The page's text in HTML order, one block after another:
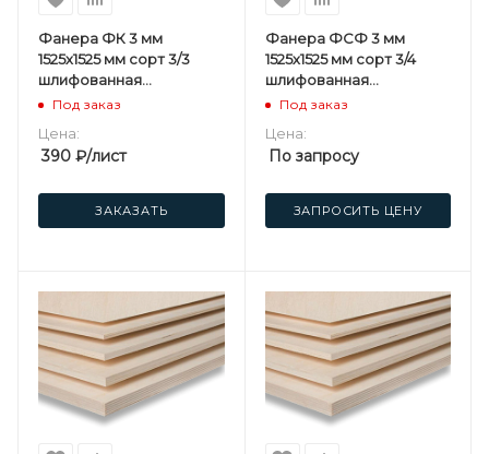
Фанера ФК 3 мм
1525х1525 мм сорт 3/3
шлифованная
березовая
Под заказ
Цена:
390 ₽/лист
ЗАКАЗАТЬ
Фанера ФСФ 3 мм
1525х1525 мм сорт 3/4
шлифованная
березовая
Под заказ
Цена:
По запросу
ЗАПРОСИТЬ ЦЕНУ